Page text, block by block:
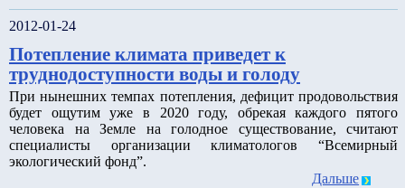
2012-01-24
Потепление климата приведет к
труднодоступности воды и голоду
При нынешних темпах потепления, дефицит продовольствия
будет ощутим уже в 2020 году, обрекая каждого пятого
человека на Земле на голодное существование, считают
специалисты организации климатологов “Всемирный
экологический фонд”.
Дальше